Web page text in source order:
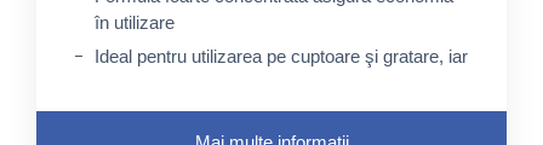
în utilizare
Ideal pentru utilizarea pe cuptoare şi gratare, iar